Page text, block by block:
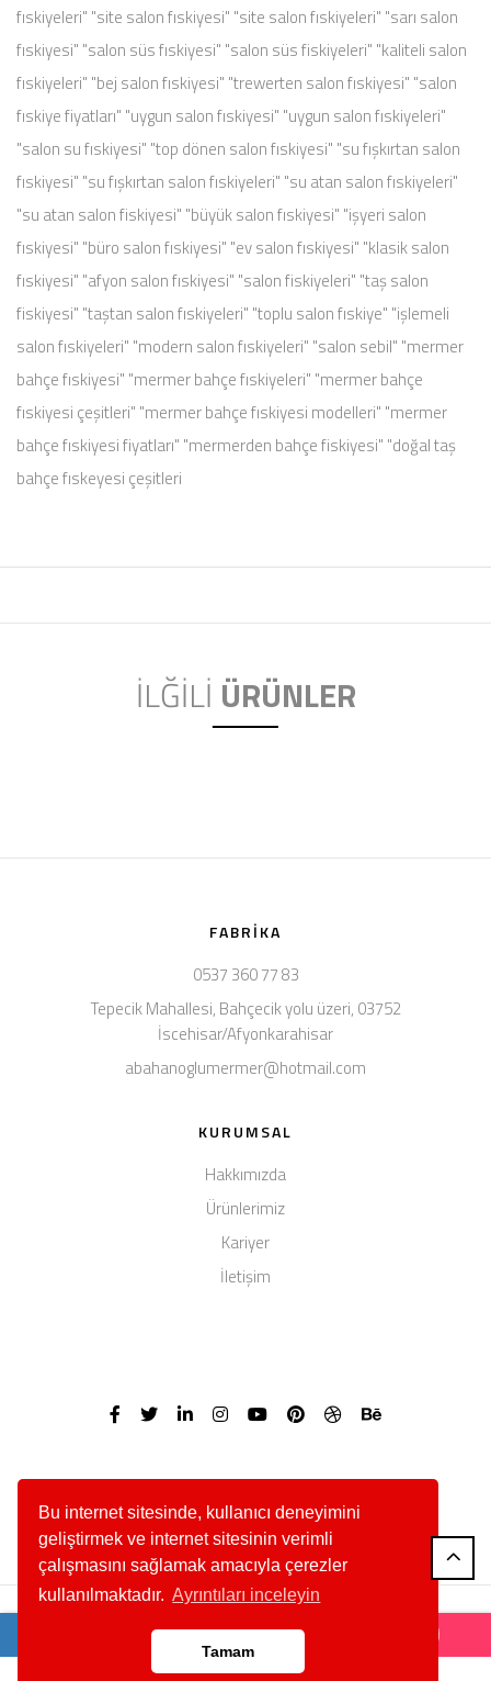
Bu internet sitesinde, kullanıcı deneyimini
geliştirmek ve internet sitesinin verimli
çalışmasını sağlamak amacıyla çerezler
kullanılmaktadır. Ayrıntıları inceleyin
Tamam
fıskiyeleri" "site salon fıskiyesi" "site salon fıskiyeleri" "sarı salon
fıskiyesi" "salon süs fıskiyesi" "salon süs fiskiyeleri" "kaliteli salon
fıskiyeleri" "bej salon fıskiyesi" "trewerten salon fıskiyesi" "salon
fıskiye fiyatları" "uygun salon fıskiyesi" "uygun salon fıskiyeleri"
"salon su fıskiyesi" "top dönen salon fıskiyesi" "su fışkırtan salon
fıskiyesi" "su fışkırtan salon fıskiyeleri" "su atan salon fıskiyeleri"
"su atan salon fiskiyesi" "büyük salon fıskiyesi" "işyeri salon
fıskiyesi" "büro salon fıskiyesi" "ev salon fıskiyesi" "klasik salon
fıskiyesi" "afyon salon fıskiyesi" "salon fiskiyeleri" "taş salon
fiskiyesi" "taştan salon fıskiyeleri" "toplu salon fıskiye" "işlemeli
salon fıskiyeleri" "modern salon fıskiyeleri" "salon sebil" "mermer
bahçe fıskiyesi" "mermer bahçe fıskiyeleri" "mermer bahçe
fıskiyesi çeşitleri" "mermer bahçe fıskiyesi modelleri" "mermer
bahçe fıskiyesi fiyatları" "mermerden bahçe fiskiyesi" "doğal taş
bahçe fıskeyesi çeşitleri
İLĞİLİ ÜRÜNLER
FABRIKA
0537 360 77 83
Tepecik Mahallesi, Bahçecik yolu üzeri, 03752
İscehisar/Afyonkarahisar
abahanoglumermer@hotmail.com
KURUMSAL
Hakkımızda
Ürünlerimiz
Kariyer
İletişim
Abahanoğlu Mermer - Copyright © 2025 Her Hakkı Saklıdır.